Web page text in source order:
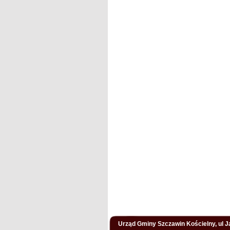
Urząd Gminy Szczawin Kościelny, ul